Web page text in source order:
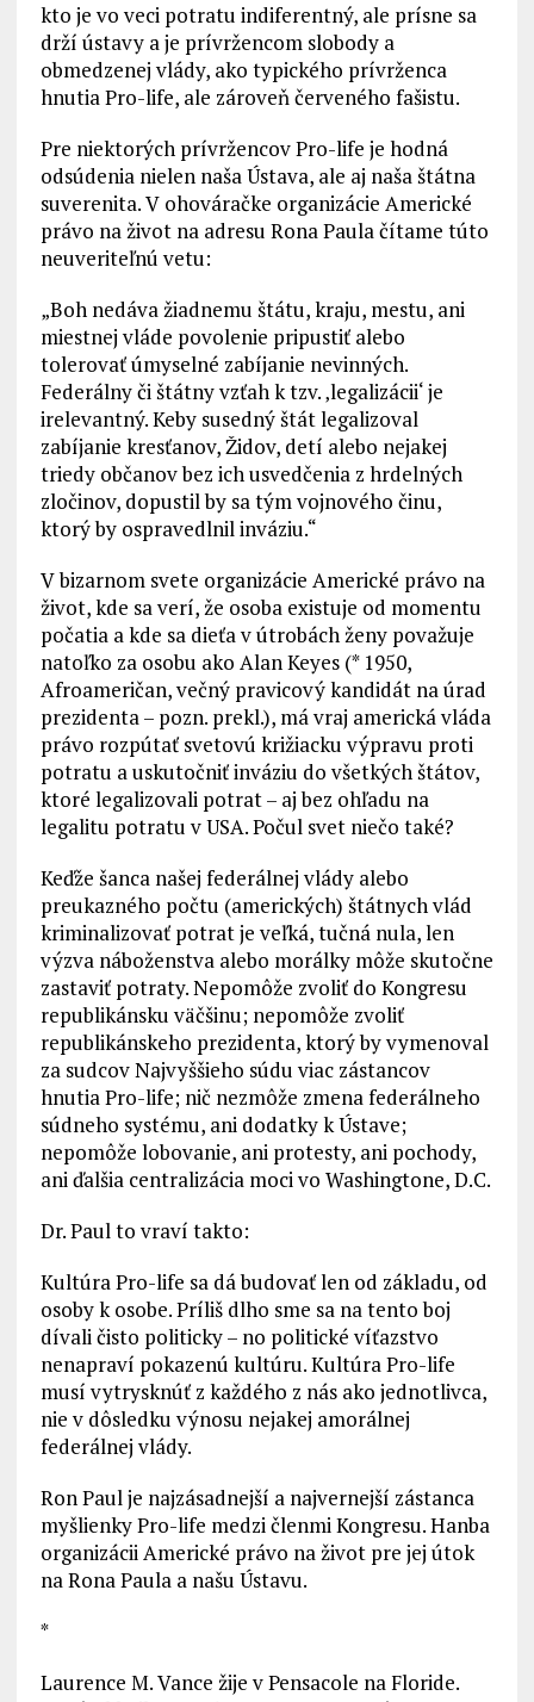
kto je vo veci potratu indiferentný, ale prísne sa
drží ústavy a je prívržencom slobody a
obmedzenej vlády, ako typického prívrženca
hnutia Pro-life, ale zároveň červeného fašistu.
Pre niektorých prívržencov Pro-life je hodná
odsúdenia nielen naša Ústava, ale aj naša štátna
suverenita. V ohováračke organizácie Americké
právo na život na adresu Rona Paula čítame túto
neuveriteľnú vetu:
„Boh nedáva žiadnemu štátu, kraju, mestu, ani
miestnej vláde povolenie pripustiť alebo
tolerovať úmyselné zabíjanie nevinných.
Federálny či štátny vzťah k tzv. ‚legalizácii‘ je
irelevantný. Keby susedný štát legalizoval
zabíjanie kresťanov, Židov, detí alebo nejakej
triedy občanov bez ich usvedčenia z hrdelných
zločinov, dopustil by sa tým vojnového činu,
ktorý by ospravedlnil inváziu.“
V bizarnom svete organizácie Americké právo na
život, kde sa verí, že osoba existuje od momentu
počatia a kde sa dieťa v útrobách ženy považuje
natoľko za osobu ako Alan Keyes (* 1950,
Afroameričan, večný pravicový kandidát na úrad
prezidenta – pozn. prekl.), má vraj americká vláda
právo rozpútať svetovú križiacku výpravu proti
potratu a uskutočniť inváziu do všetkých štátov,
ktoré legalizovali potrat – aj bez ohľadu na
legalitu potratu v USA. Počul svet niečo také?
Keďže šanca našej federálnej vlády alebo
preukazného počtu (amerických) štátnych vlád
kriminalizovať potrat je veľká, tučná nula, len
výzva náboženstva alebo morálky môže skutočne
zastaviť potraty. Nepomôže zvoliť do Kongresu
republikánsku väčšinu; nepomôže zvoliť
republikánskeho prezidenta, ktorý by vymenoval
za sudcov Najvyššieho súdu viac zástancov
hnutia Pro-life; nič nezmôže zmena federálneho
súdneho systému, ani dodatky k Ústave;
nepomôže lobovanie, ani protesty, ani pochody,
ani ďalšia centralizácia moci vo Washingtone, D.C.
Dr. Paul to vraví takto:
Kultúra Pro-life sa dá budovať len od základu, od
osoby k osobe. Príliš dlho sme sa na tento boj
dívali čisto politicky – no politické víťazstvo
nenapraví pokazenú kultúru. Kultúra Pro-life
musí vytrysknúť z každého z nás ako jednotlivca,
nie v dôsledku výnosu nejakej amorálnej
federálnej vlády.
Ron Paul je najzásadnejší a najvernejší zástanca
myšlienky Pro-life medzi členmi Kongresu. Hanba
organizácii Americké právo na život pre jej útok
na Rona Paula a našu Ústavu.
*
Laurence M. Vance žije v Pensacole na Floride.